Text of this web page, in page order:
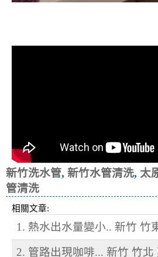
新竹洗水管, 新竹水管清洗, 太
管清洗
相關文章:
1. 熱水出水量變小.. 新竹 竹
2. 管路出現咖啡... 新竹 竹北